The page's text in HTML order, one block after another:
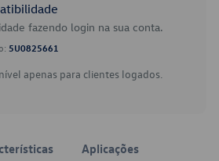
fazendo login na sua conta.
5U0825661
apenas para clientes logados.
Aplicações